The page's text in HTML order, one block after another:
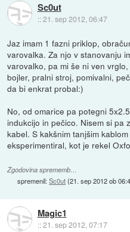
Sc0ut
::21. sep 2012, 06:47
Jaz imam 1 fazni priklop,
varovalka. Za njo v stanovanju
varovalko, pa mi še ni ven
bojler, pralni stroj, pomivalni,
da bi enkrat probal:)
No, od omarice pa potegni
indukcijo in pečico. Nisem si pa
kabel. S kakšnim tanjšim
eksperimentiral, kot je rekel
Zgodovina sprememb…
spremenil:Sc0ut(21. sep 2012 ob
Magic1
::21. sep 2012, 07:17